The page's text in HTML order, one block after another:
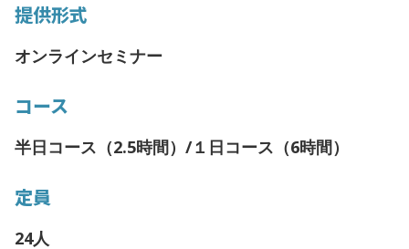
提供形式
オンラインセミナー
コース
半日コース（2.5時間）/１日コース（6時間）
定員
24人